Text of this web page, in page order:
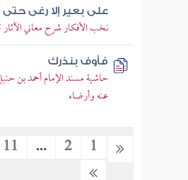
على بعير إلا رغى
نخب الأفكار شرح معاني
فأوف بنذرك
حاشية مسند الإمام أحمد بن
عنه وأرضاه
1
2
...
11